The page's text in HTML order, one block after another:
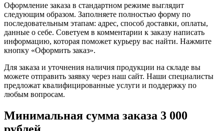
Оформление заказа в стандартном режиме выглядит
следующим образом. Заполняете полностью форму по
последовательным этапам: адрес, способ доставки, оплаты,
данные о себе. Советуем в комментарии к заказу написать
информацию, которая поможет курьеру вас найти. Нажмите
кнопку «Оформить заказ».
Для заказа и уточнения наличия продукции на складе вы
можете отправить заявку через наш сайт. Наши специалисты
предложат квалифицированные услуги и поддержку по
любым вопросам.
Минимальная сумма заказа 3 000